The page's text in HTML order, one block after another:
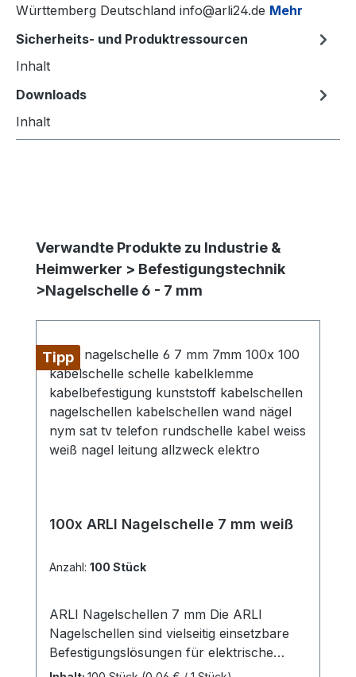
Württemberg Deutschland info@arli24.de Mehr
Sicherheits- und Produktressourcen
Inhalt
Downloads
Inhalt
Produktgalerie überspringen
Verwandte Produkte zu Industrie &
Heimwerker > Befestigungstechnik
>Nagelschelle 6 - 7 mm
Tipp
100x ARLI Nagelschelle 7 mm weiß
Anzahl: 100 Stück
ARLI Nagelschellen 7 mm Die ARLI
Nagelschellen sind vielseitig einsetzbare
Befestigungslösungen für elektrische
Leitungen und Kabel mit einem